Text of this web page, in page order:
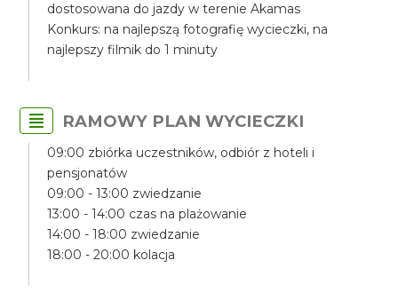
dostosowana do jazdy w terenie Akamas
Konkurs: na najlepszą fotografię wycieczki, na
najlepszy filmik do 1 minuty
RAMOWY PLAN WYCIECZKI
09:00 zbiórka uczestników, odbiór z hoteli i
pensjonatów
09:00 - 13:00 zwiedzanie
13:00 - 14:00 czas na plażowanie
14:00 - 18:00 zwiedzanie
18:00 - 20:00 kolacja